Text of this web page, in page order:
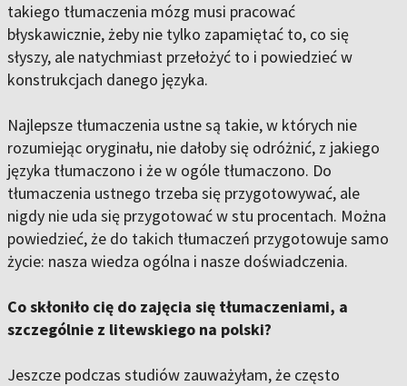
takiego tłumaczenia mózg musi pracować
błyskawicznie, żeby nie tylko zapamiętać to, co się
słyszy, ale natychmiast przełożyć to i powiedzieć w
konstrukcjach danego języka.
Najlepsze tłumaczenia ustne są takie, w których nie
rozumiejąc oryginału, nie dałoby się odróżnić, z jakiego
języka tłumaczono i że w ogóle tłumaczono. Do
tłumaczenia ustnego trzeba się przygotowywać, ale
nigdy nie uda się przygotować w stu procentach. Można
powiedzieć, że do takich tłumaczeń przygotowuje samo
życie: nasza wiedza ogólna i nasze doświadczenia.
Co skłoniło cię do zajęcia się tłumaczeniami, a
szczególnie z litewskiego na polski?
Jeszcze podczas studiów zauważyłam, że często